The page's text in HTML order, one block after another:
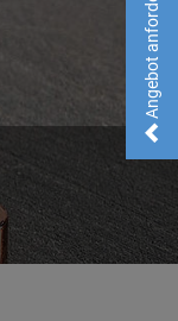
Angebot anfordern!